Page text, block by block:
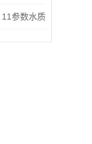
参数水质